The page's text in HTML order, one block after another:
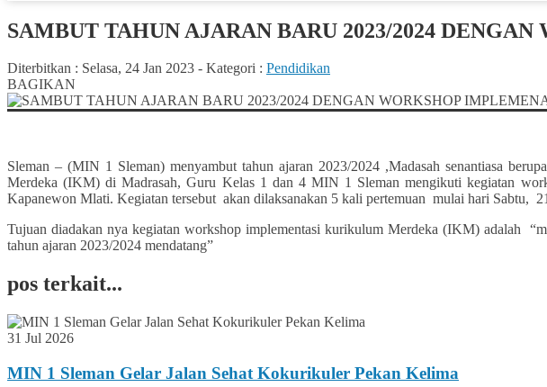
SAMBUT TAHUN AJARAN BARU 2023/2024
Diterbitkan : Selasa, 24 Jan 2023 - Kategori : Pendidikan
BAGIKAN
Sleman – (MIN 1 Sleman) menyambut tahun ajaran 2023/2024 ,Madasah senantiasa
Merdeka (IKM) di Madrasah, Guru Kelas 1 dan 4 MIN 1 Sleman mengikuti kegiatan
Kapanewon Mlati. Kegiatan tersebut akan dilaksanakan 5 kali pertemuan mulai hari Sabtu,
Tujuan diadakan nya kegiatan workshop implementasi kurikulum Merdeka (IKM) adalah
tahun ajaran 2023/2024 mendatang”
pos terkait...
31 Jul 2026
MIN 1 Sleman Gelar Jalan Sehat Kokurikuler Pekan Kelima